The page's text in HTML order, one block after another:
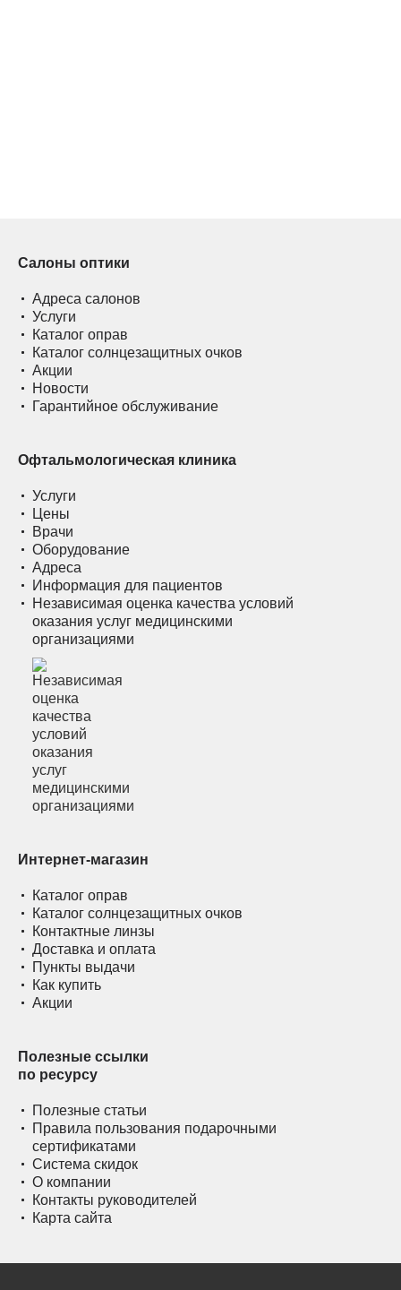
Салоны оптики
Адреса салонов
Услуги
Каталог оправ
Каталог солнцезащитных очков
Акции
Новости
Гарантийное обслуживание
Офтальмологическая клиника
Услуги
Цены
Врачи
Оборудование
Адреса
Информация для пациентов
Независимая оценка качества условий
оказания услуг медицинскими
организациями
Интернет-магазин
Каталог оправ
Каталог солнцезащитных очков
Контактные линзы
Доставка и оплата
Пункты выдачи
Как купить
Акции
Полезные ссылки
по ресурсу
Полезные статьи
Правила пользования подарочными
сертификатами
Система скидок
О компании
Контакты руководителей
Карта сайта